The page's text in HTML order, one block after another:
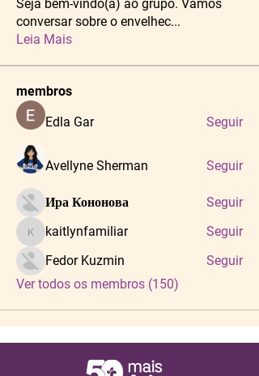
Seja bem-vindo(a) ao grupo. Vamos
conversar sobre o envelhec...
Leia Mais
membros
Edla Gar
Seguir
Avellyne Sherman Seguir
Ира Кононова Seguir
kaitlynfamiliar
kaitlynfamiliar
Seguir
Fedor Kuzmin
Seguir
Ver todos os membros (150)